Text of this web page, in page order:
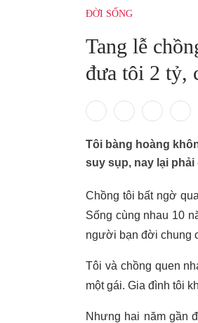
ĐỜI SỐNG
Tang lễ
đưa tôi 2 tỷ,
Tôi bàng hoàng
suy sụp, nay lại
Chồng tôi bất ngờ
Sống cùng nhau 10
người bạn đời chung
Tôi và chồng quen
một gái. Gia đình tôi
Nhưng hai năm gần